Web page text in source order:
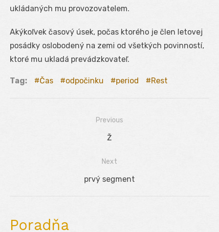
ukládaných mu provozovatelem.
Akýkoľvek časový úsek, počas ktorého je člen letovej
posádky oslobodený na zemi od všetkých povinností,
ktoré mu ukladá prevádzkovateľ.
Tag: Čas odpočinku period Rest
Previous
Previous
Ž
Next
Next
prvý segment
Poradňa